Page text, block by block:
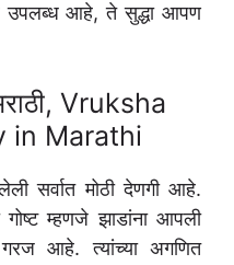
उपलब्ध आहे, ते सुद्धा आपण
Vruksha
in Marathi
सर्वात मोठी देणगी आहे.
गोष्ट म्हणजे झाडांना आपली
आहे. त्यांच्या अगणित